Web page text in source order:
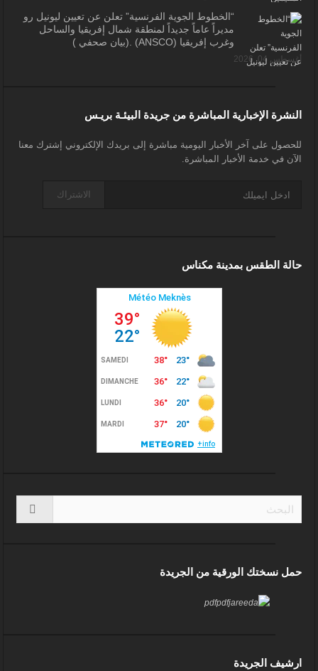
“الخطوط الجوية الفرنسية” تعلن عن تعيين ليونيل رو
مديراً عاماً جديداً لمنطقة شمال إفريقيا والساحل
وغرب إفريقيا (ANSCO) .(بيان صحفي )
أغسطس 04, 2026
النشرة الإخبارية المباشرة من جريدة البيئـة بريـس
للحصول على آخر الأخبار اليومية مباشرة إلى بريدك الإلكتروني إشترك معنا
الآن في خدمة الأخبار المباشرة.
الاشتراك
حالة الطقس بمدينة مكناس
حمل نسختك الورقية من الجريدة
ارشيف الجريدة